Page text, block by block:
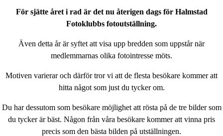
För sjätte året i rad är det nu återigen dags för Halmstad
Fotoklubbs fotoutställning.
Även detta år är syftet att visa upp bredden som uppstår när
medlemmarnas olika fotointresse möts.
Motiven varierar och därför tror vi att de flesta besökare kommer att
hitta något som just du tycker om.
Du har dessutom som besökare möjlighet att rösta på de tre bilder som
du tycker är bäst. Någon från våra besökare kommer att vinna pris
precis som den bästa bilden på utställningen.